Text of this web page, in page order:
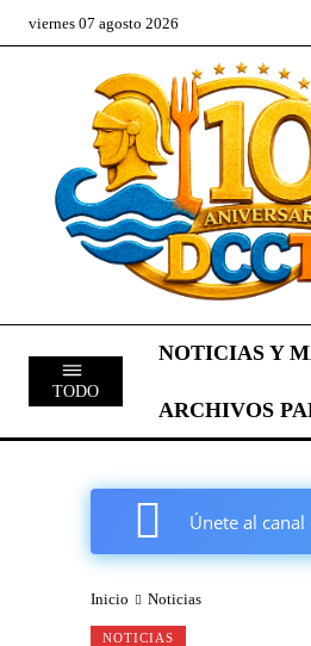
viernes 07 agosto 2026
TODO
NOTICIAS Y
ARCHIVOS
Únete al canal
Inicio Noticias
NOTICIAS